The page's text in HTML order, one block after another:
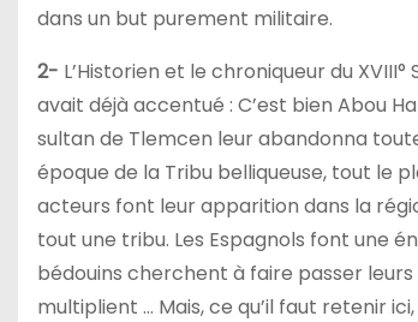
dans un but purement militaire.
2- L’Historien et le chroniqueur du
avait déjà accentué : C’est bien Abou
sultan de Tlemcen leur abandonna
époque de la Tribu belliqueuse, tout le
acteurs font leur apparition dans la
tout une tribu. Les Espagnols font une
bédouins cherchent à faire passer
multiplient … Mais, ce qu’il faut retenir